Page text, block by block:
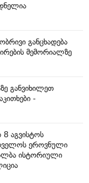
განცხადება
მემორიალზე
განვიხილეთ
-
8 აგვისტოს
ეროვნული
ისტორიული